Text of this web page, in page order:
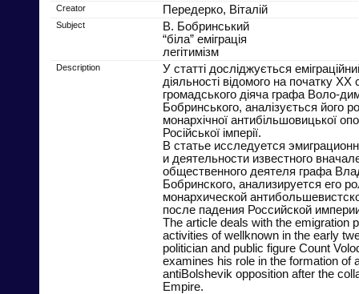
Creator Передерко, Віталій
Subject
В. Бобринський
“біла” еміграція
легітимізм
Description
У статті досліджується
діяльності відомого на початку ХХ
громадського діяча графа Воло-
Бобринського, аналізується його
монархічної антибільшовицької
Російської імперії.
В статье исследуется
и деятельности известного
общественного деятеля графа
Бобринского, анализируется его
монархической
после падения Российской
The article deals with the emigration
activities of wellknown in the early
politician and public figure Count
examines his role in the formation of
antiBolshevik opposition after the
Empire.